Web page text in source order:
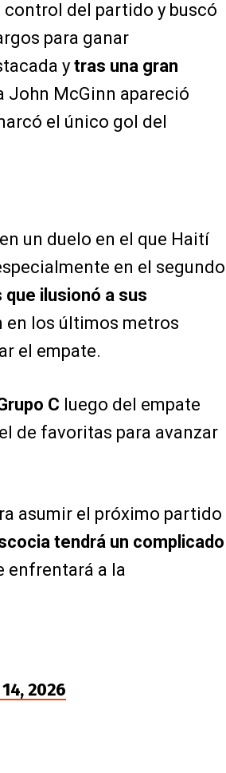
control del partido y buscó
para ganar
y tras una gran
John McGinn apareció
el único gol del
un duelo en el que Haití
en el segundo
ilusionó a sus
en los últimos metros
el empate.
C luego del empate
de favoritas para avanzar
asumir el próximo partido
tendrá un complicado
enfrentará a la
14, 2026